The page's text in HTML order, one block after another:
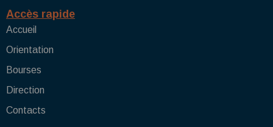
Accès rapide
Accueil
Orientation
Bourses
Direction
Contacts